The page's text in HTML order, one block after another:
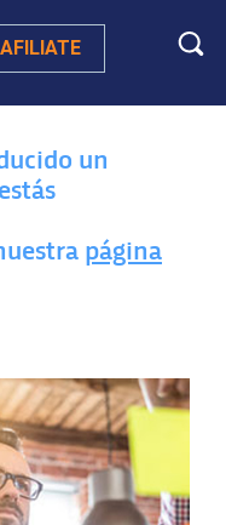
AFILIATE
un
página